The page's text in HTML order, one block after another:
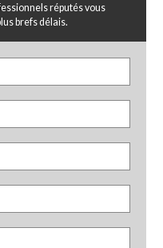
réputés vous
brefs délais.